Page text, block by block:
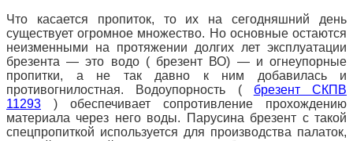
Что касается пропиток, то их на сегодняшний день
существует огромное множество. Но основные остаются
неизменными на протяжении долгих лет эксплуатации
брезента — это водо ( брезент ВО) — и огнеупорные
пропитки, а не так давно к ним добавилась и
противогнилостная.
Водоупорность ( брезент СКПВ
11293 ) обеспечивает сопротивление прохождению
материала через него воды.
Парусина брезент с такой
спецпропиткой используется для производства палаток,